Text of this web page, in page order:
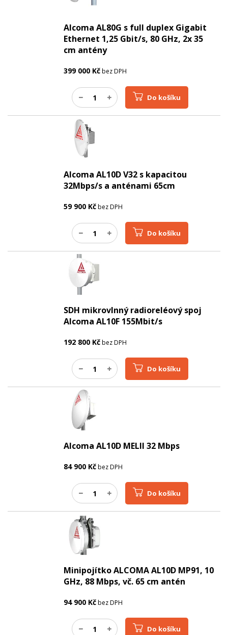
Alcoma AL80G s full duplex Gigabit
Ethernet 1,25 Gbit/s, 80 GHz, 2x 35
cm antény
399 000 Kčbez DPH
Do košíku
Alcoma AL10D V32 s kapacitou
32Mbps/s a anténami 65cm
59 900 Kčbez DPH
Do košíku
SDH mikrovlnný radioreléový spoj
Alcoma AL10F 155Mbit/s
192 800 Kčbez DPH
Do košíku
Alcoma AL10D MELII 32 Mbps
84 900 Kčbez DPH
Do košíku
Minipojítko ALCOMA AL10D MP91, 10
GHz, 88 Mbps, vč. 65 cm antén
94 900 Kčbez DPH
Do košíku